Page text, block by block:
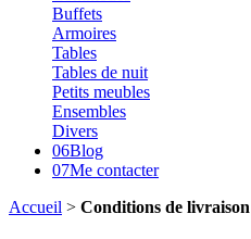
Buffets
Armoires
Tables
Tables de nuit
Petits meubles
Ensembles
Divers
06Blog
07Me contacter
Accueil > Conditions de livraison